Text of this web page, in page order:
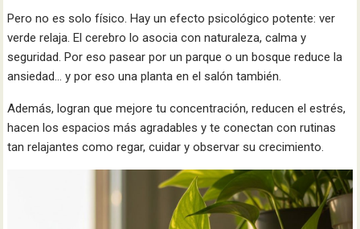
Pero no es solo físico. Hay un efecto psicológico potente: ver
verde relaja. El cerebro lo asocia con naturaleza, calma y
seguridad. Por eso pasear por un parque o un bosque reduce la
ansiedad… y por eso una planta en el salón también.
Además, logran que mejore tu concentración, reducen el estrés,
hacen los espacios más agradables y te conectan con rutinas
tan relajantes como regar, cuidar y observar su crecimiento.